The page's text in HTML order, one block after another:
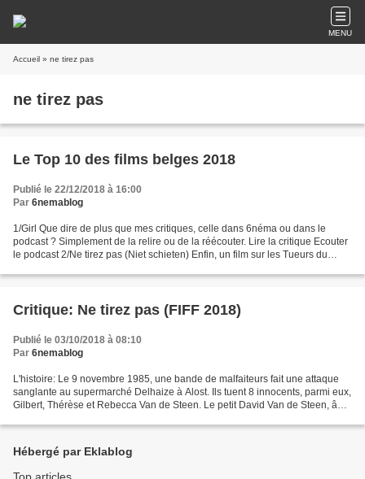
MENU
Accueil » ne tirez pas
ne tirez pas
Le Top 10 des films belges 2018
Publié le 22/12/2018 à 16:00
Par 6nemablog
1/Girl Que dire de plus que mes critiques, celle dans 6néma ou dans le
podcast ? Simplement de la relire ou de la réécouter. Lire la critique Ecouter
le podcast 2/Ne tirez pas (Niet schieten) Enfin, un film sur les Tueurs du
Critique: Ne tirez pas (FIFF 2018)
Publié le 03/10/2018 à 08:10
Par 6nemablog
L'histoire: Le 9 novembre 1985, une bande de malfaiteurs fait une attaque
sanglante au supermarché Delhaize à Alost. Ils tuent 8 innocents, parmi eux,
Gilbert, Thérèse et Rebecca Van de Steen. Le petit David Van de Steen, âgé
Hébergé par Eklablog